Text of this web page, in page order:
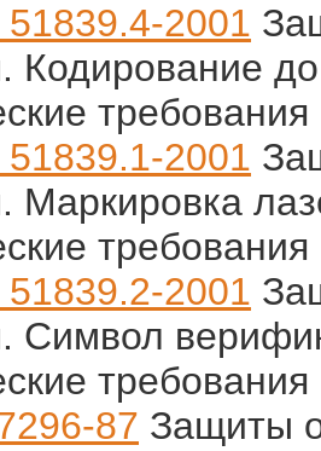
2001
Кодирование
требования
2001
Маркировка
требования
2001
Символ
требования
87 Защиты